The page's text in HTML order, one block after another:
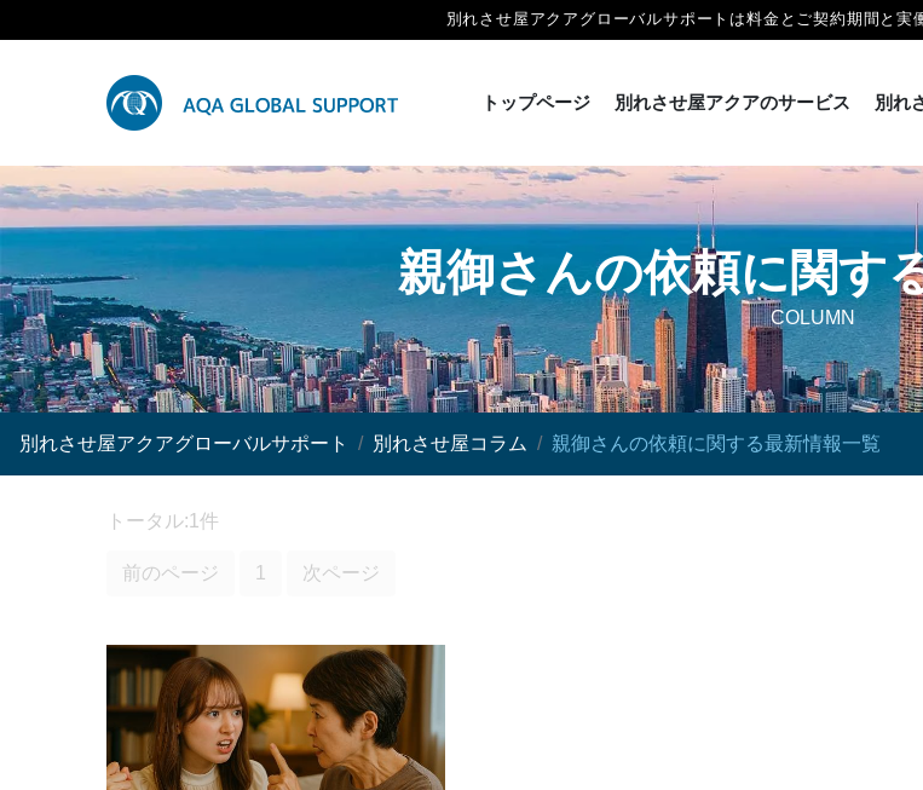
別れさせ屋アクアグローバルサポートは料金とご契約期間と
トップページ 別れさせ屋アクアのサービス 別れ
親御さんの依頼に関す
COLUMN
別れさせ屋アクアグローバルサポート 別れさせ屋コラム 親御さんの依頼に関する最新情報一覧
トータル:1件
前のページ 1 次ページ